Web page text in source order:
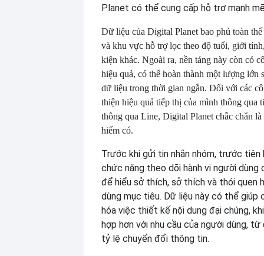
Planet có thể cung cấp hỗ trợ mạnh
Dữ liệu của Digital Planet bao phủ toàn
và khu vực hỗ trợ lọc theo độ tuổi, giới
kiện khác. Ngoài ra, nền tảng này còn có
hiệu quả, có thể hoàn thành một lượng lớn
dữ liệu trong thời gian ngắn. Đối với các
thiện hiệu quả tiếp thị của mình thông qua
thông qua Line, Digital Planet chắc chắn
hiếm có.
Trước khi gửi tin nhắn nhóm, trước
chức năng theo dõi hành vi người dùng
để hiểu sở thích, sở thích và thói quen
dùng mục tiêu. Dữ liệu này có thể
hóa việc thiết kế nội dung đại chúng,
hợp hơn với nhu cầu của người dùng,
tỷ lệ chuyển đổi thông tin.